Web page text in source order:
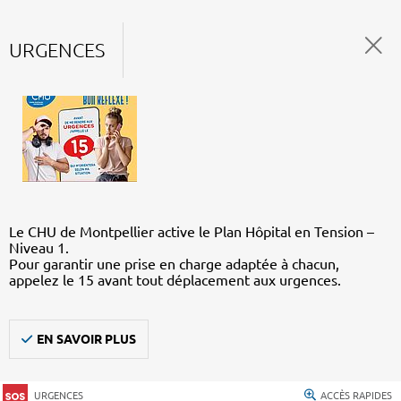
URGENCES
Le CHU de Montpellier active le Plan Hôpital en Tension –
Niveau 1.
Pour garantir une prise en charge adaptée à chacun,
appelez le 15 avant tout déplacement aux urgences.
EN SAVOIR PLUS
URGENCES ACCÈS RAPIDES